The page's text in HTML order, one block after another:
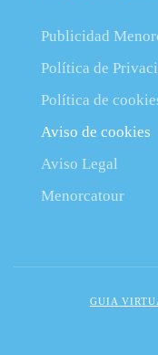
Publicidad
Política de
Política de
Aviso de cookies
Aviso Legal
Menorcatour
GUIA